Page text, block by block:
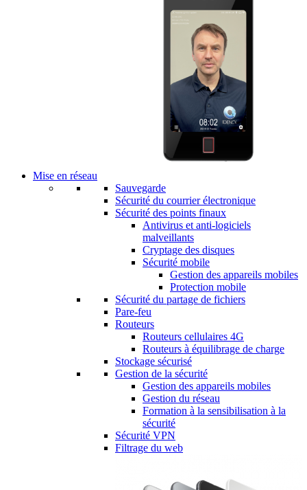
Mise en réseau
Sauvegarde
Sécurité du courrier électronique
Sécurité des points finaux
Antivirus et anti-logiciels
malveillants
Cryptage des disques
Sécurité mobile
Gestion des appareils mobiles
Protection mobile
Sécurité du partage de fichiers
Pare-feu
Routeurs
Routeurs cellulaires 4G
Routeurs à équilibrage de charge
Stockage sécurisé
Gestion de la sécurité
Gestion des appareils mobiles
Gestion du réseau
Formation à la sensibilisation à la
sécurité
Sécurité VPN
Filtrage du web